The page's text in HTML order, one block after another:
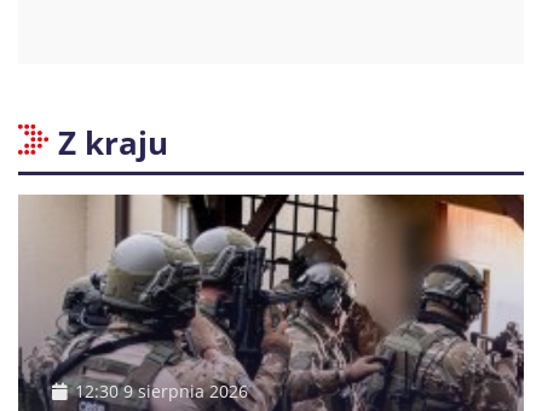
Z kraju
12:30 9 sierpnia 2026